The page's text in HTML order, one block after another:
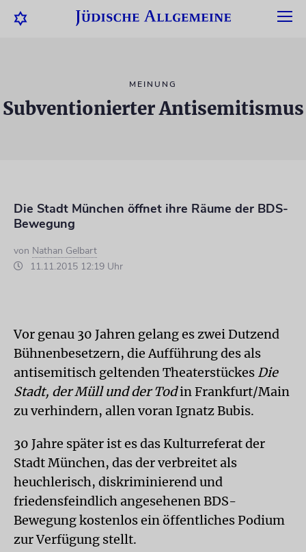
MEINUNG
Subventionierter Antisemitismus
Die Stadt München öffnet ihre Räume der BDS-
Bewegung
von Nathan Gelbart
11.11.2015 12:19 Uhr
Vor genau 30 Jahren gelang es zwei Dutzend
Bühnenbesetzern, die Aufführung des als
antisemitisch geltenden Theaterstückes Die
Stadt, der Müll und der Todin Frankfurt/Main
zu verhindern, allen voran Ignatz Bubis.
30 Jahre später ist es das Kulturreferat der
Stadt München, das der verbreitet als
heuchlerisch, diskriminierend und
friedensfeindlich angesehenen BDS-
Bewegung kostenlos ein öffentliches Podium
zur Verfügung stellt.